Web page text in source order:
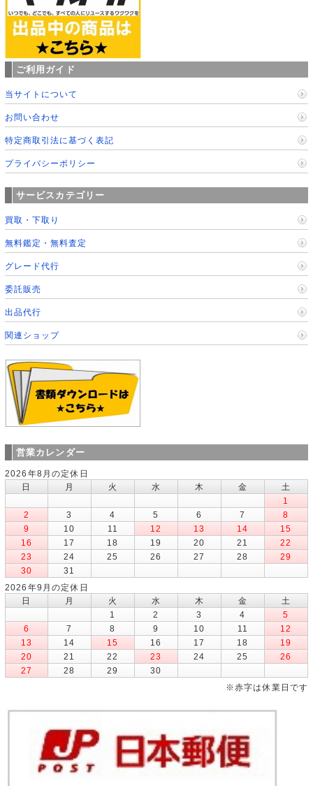
ご利用ガイド
当サイトについて
お問い合わせ
特定商取引法に基づく表記
プライバシーポリシー
サービスカテゴリー
買取・下取り
無料鑑定・無料査定
グレード代行
委託販売
出品代行
関連ショップ
営業カレンダー
2026年8月の定休日
日
月 火 水 木 金
土
1
2
3 4 5 6 7
8
9
10 11 12 13 14
15
16
17 18 19 20 21
22
23
24 25 26 27 28
29
30
31
2026年9月の定休日
日
月 火 水 木 金
土
1
2 3 4
5
6
7 8 9 10 11
12
13
14 15 16 17 18
19
20
21 22 23 24 25
26
27
28 29
30
※赤字は休業日です